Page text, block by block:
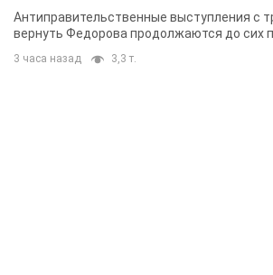
Антиправительственные выступления с
вернуть Федорова продолжаются до сих
3 часа назад 3,3 т.